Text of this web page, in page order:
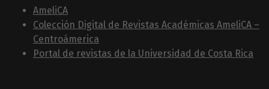
AmeliCA
Colección Digital de Revistas Académicas AmeliCA –
Centroámerica
Portal de revistas de la Universidad de Costa Rica